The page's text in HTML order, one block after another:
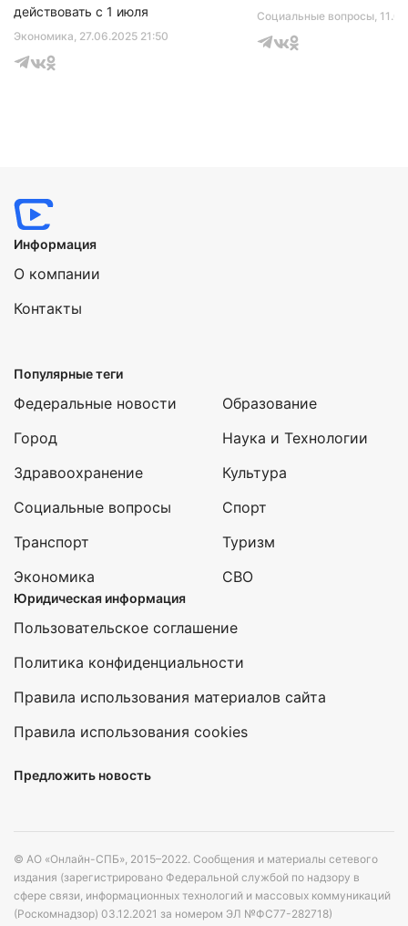
Экономика, 27.06.2025 21:50
действовать с 1 июля
Социальные вопросы,
Информация
О компании
Контакты
Популярные теги
Федеральные новости
Город
Здравоохранение
Социальные вопросы
Транспорт
Экономика
Образование
Наука и Технологии
Культура
Спорт
Туризм
СВО
Юридическая информация
Пользовательское соглашение
Политика конфиденциальности
Правила использования материалов сайта
Правила использования cookies
Предложить новость
© АО «Онлайн-СПБ», 2015–2022. Сообщения и материалы сетевого
издания (зарегистрировано Федеральной службой по надзору в
сфере связи, информационных технологий и массовых коммуникаций
(Роскомнадзор) 03.12.2021 за номером ЭЛ №ФС77-282718)